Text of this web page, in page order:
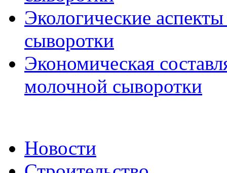
Экологические
сыворотки
Экономическая
молочной сыворотки
Новости